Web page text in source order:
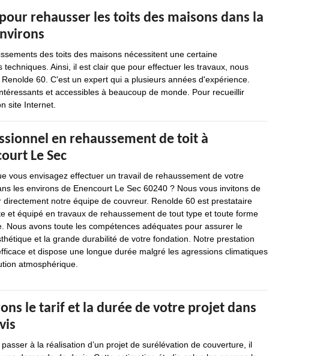
rehausser les toits des maisons dans la
des toits des maisons nécessitent une certaine
Ainsi, il est clair que pour effectuer les travaux, nous
60. C'est un expert qui a plusieurs années d'expérience.
et accessibles à beaucoup de monde. Pour recueillir
site Internet.
en rehaussement de toit à
Le Sec
vous envisagez effectuer un travail de rehaussement de votre
les environs de Enencourt Le Sec 60240 ? Nous vous invitons de
directement notre équipe de couvreur. Renolde 60 est prestataire
et équipé en travaux de rehaussement de tout type et toute forme
Nous avons toute les compétences adéquates pour assurer le
et la grande durabilité de votre fondation. Notre prestation
et dispose une longue durée malgré les agressions climatiques
atmosphérique.
le tarif et la durée de votre projet dans
à la réalisation d’un projet de surélévation de couverture, il